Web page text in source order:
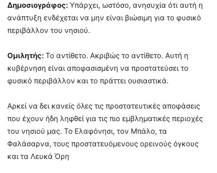
Δημοσιογράφος: Υπάρχει, ωστόσο, ανησυχία ότι αυτή η
ανάπτυξη ενδέχεται να μην είναι βιώσιμη για το φυσικό
περιβάλλον του νησιού.
Ομιλητής: Το αντίθετο. Ακριβώς το αντίθετο. Αυτή η
κυβέρνηση είναι αποφασισμένη να προστατεύσει το
φυσικό περιβάλλον και το πράττει ουσιαστικά.
Αρκεί να δει κανείς όλες τις προστατευτικές αποφάσεις
που έχουν ήδη ληφθεί για τις πιο εμβληματικές περιοχές
του νησιού μας. Το Ελαφόνησι, τον Μπάλο, τα
Φαλάσαρνα, τους προστατευόμενους ορεινούς όγκους
και τα Λευκά Όρη